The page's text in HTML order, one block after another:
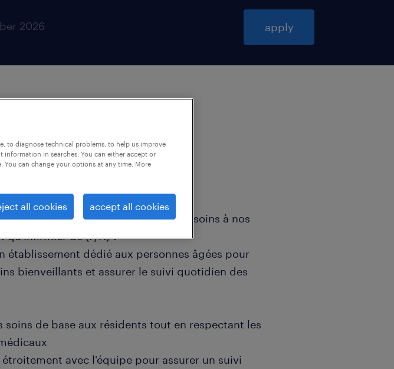
2026 apply
vous insuffler bienveillance et soins à nos
qu'Infirmier de (F/H) ?
établissement dédié aux personnes âgées pour
bienveillants et assurer le suivi quotidien des
soins de base aux résidents tout en respectant les
avec l'équipe pour assurer un suivi
to diagnose technical problems, to help us improve
information in searches. You can either accept or
can change your options at any time. More
all cookies accept all cookies